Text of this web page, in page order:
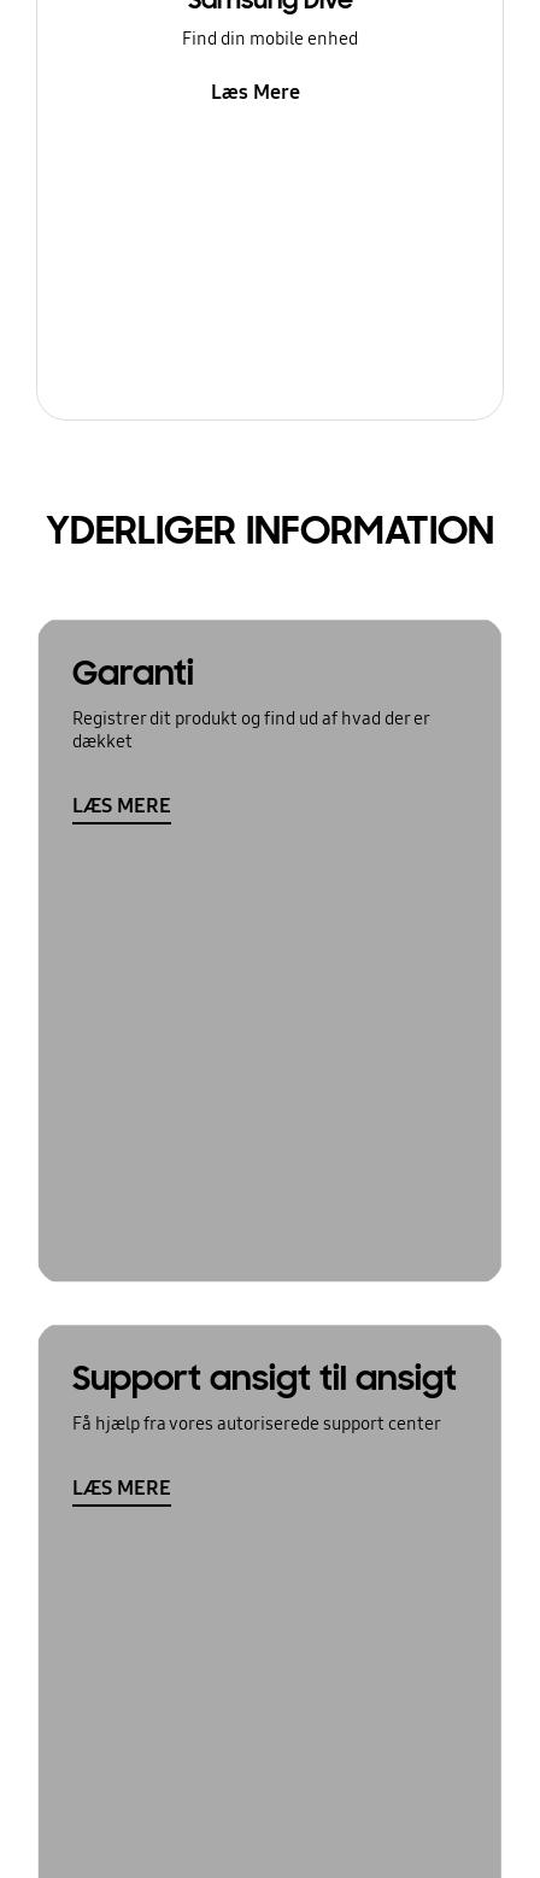
Find din mobile enhed
Læs Mere
YDERLIGER INFORMATION
Garanti
Registrer dit produkt og find ud af hvad der er
dækket
LÆS MERE
Support ansigt til ansigt
Få hjælp fra vores autoriserede support center
LÆS MERE